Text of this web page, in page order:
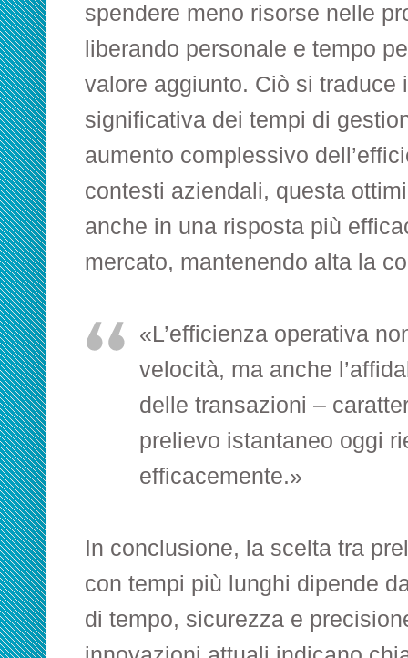
spendere meno risorse nelle
liberando personale e tempo
valore aggiunto. Ciò si traduce
significativa dei tempi di
aumento complessivo
contesti aziendali, questa
anche in una risposta più
mercato, mantenendo alta la
«L’efficienza operativa
velocità, ma anche
delle transazioni –
prelievo istantaneo oggi
efficacemente.»
In conclusione, la scelta tra
con tempi più lunghi dipende
di tempo, sicurezza e